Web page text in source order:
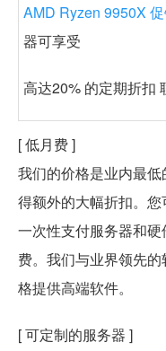
AMD Ryzen 9950X
器可享受
高达20% 的定期折扣
[ 低月费 ]
我们的价格是业内最
得额外的大幅折扣。
一次性支付服务器和
费。我们与业界领先
格提供高端软件。
[ 可定制的服务器 ]